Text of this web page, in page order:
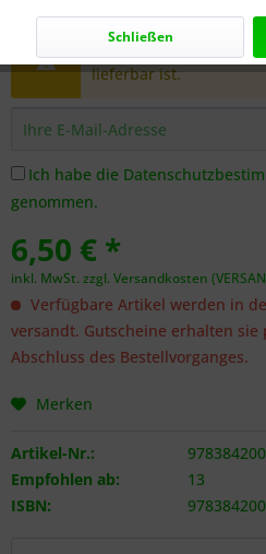
Benachrichtigen Sie
lieferbar ist.
Ich habe die
genommen.
6,50 € *
inkl. MwSt. zzgl. Versandkosten
Verfügbare Artikel werden in
versandt. Gutscheine erhalten sie
Abschluss des Bestellvorganges.
Merken
Artikel-Nr.:
Empfohlen ab:
13
ISBN:
Schließen